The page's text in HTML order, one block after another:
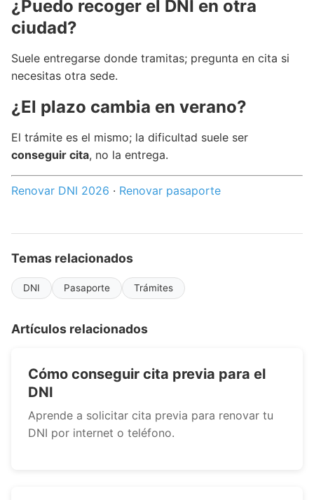
¿Puedo recoger el DNI en otra
ciudad?
Suele entregarse donde tramitas; pregunta en cita si
necesitas otra sede.
¿El plazo cambia en verano?
El trámite es el mismo; la dificultad suele ser
conseguir cita, no la entrega.
Renovar DNI 2026 · Renovar pasaporte
Temas relacionados
DNI Pasaporte Trámites
Artículos relacionados
Cómo conseguir cita previa para el
DNI
Aprende a solicitar cita previa para renovar tu
DNI por internet o teléfono.